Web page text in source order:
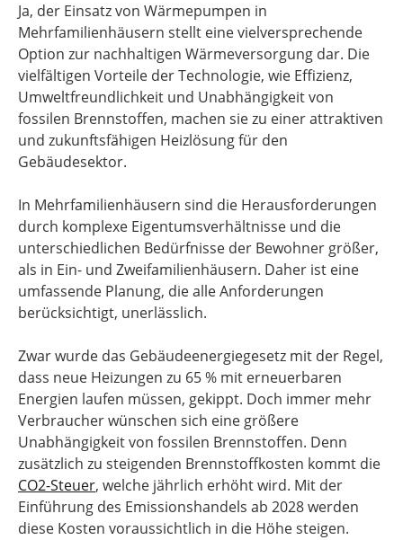
Ja, der Einsatz von Wärmepumpen in
Mehrfamilienhäusern stellt eine vielversprechende
Option zur nachhaltigen Wärmeversorgung dar. Die
vielfältigen Vorteile der Technologie, wie Effizienz,
Umweltfreundlichkeit und Unabhängigkeit von
fossilen Brennstoffen, machen sie zu einer attraktiven
und zukunftsfähigen Heizlösung für den
Gebäudesektor.
In Mehrfamilienhäusern sind die Herausforderungen
durch komplexe Eigentumsverhältnisse und die
unterschiedlichen Bedürfnisse der Bewohner größer,
als in Ein- und Zweifamilienhäusern. Daher ist eine
umfassende Planung, die alle Anforderungen
berücksichtigt, unerlässlich.
Zwar wurde das Gebäudeenergiegesetz mit der Regel,
dass neue Heizungen zu 65 % mit erneuerbaren
Energien laufen müssen, gekippt. Doch immer mehr
Verbraucher wünschen sich eine größere
Unabhängigkeit von fossilen Brennstoffen. Denn
zusätzlich zu steigenden Brennstoffkosten kommt die
CO2-Steuer, welche jährlich erhöht wird. Mit der
Einführung des Emissionshandels ab 2028 werden
diese Kosten voraussichtlich in die Höhe steigen.